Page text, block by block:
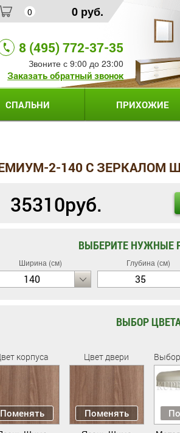
0 0 руб.
8 (495) 772-37-35
Звоните с 9:00 до 23:00
Заказать обратный звонок
СПАЛЬНИ ПРИХОЖИЕ
2-140 С ЗЕРКАЛОМ
35310руб.
ВЫБЕРИТЕ НУЖНЫЕ
Ширина (см)
140
Глубина (см)
35
ВЫБОР
корпуса
Поменять
Цвет двери
Поменять